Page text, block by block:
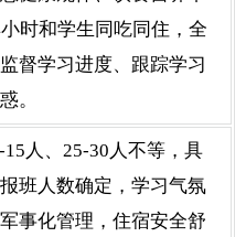
时和学生同吃同住，全
督学习进度、跟踪学习
。
人、25-30人不等，具
班人数确定，学习气氛
事化管理，住宿安全舒